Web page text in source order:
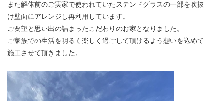
また解体前のご実家で使われていたステンドグラスの一部を吹抜
け壁面にアレンジし再利用しています。
ご要望と思い出の詰まったこだわりのお家となりました。
ご家族での生活を明るく楽しく過ごして頂けるよう想いを込めて
施工させて頂きました。